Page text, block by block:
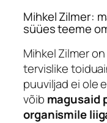
Mihkel Zilmer:
süües teeme
Mihkel Zilmer
tervislike
puuviljad ei ole
võib magusaid
organismile